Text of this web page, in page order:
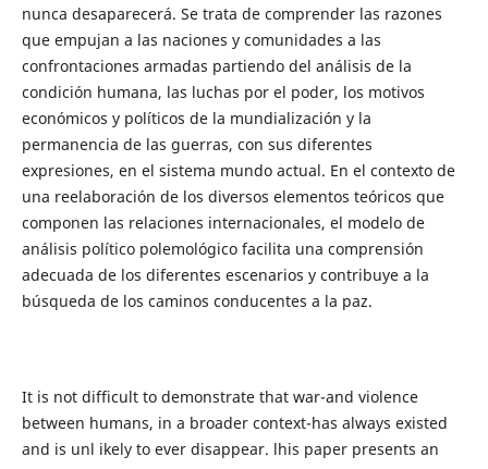
nunca desaparecerá. Se trata de comprender las razones
que empujan a las naciones y comunidades a las
confrontaciones armadas partiendo del análisis de la
condición humana, las luchas por el poder, los motivos
económicos y políticos de la mundialización y la
permanencia de las guerras, con sus diferentes
expresiones, en el sistema mundo actual. En el contexto de
una reelaboración de los diversos elementos teóricos que
componen las relaciones internacionales, el modelo de
análisis político polemológico facilita una comprensión
adecuada de los diferentes escenarios y contribuye a la
búsqueda de los caminos conducentes a la paz.
It is not difficult to demonstrate that war-and violence
between humans, in a broader context-has always existed
and is unl ikely to ever disappear. lhis paper presents an